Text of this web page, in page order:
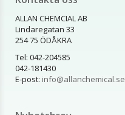
ALLAN CHEMCIAL AB
Lindaregatan 33
254 75 ÖDÅKRA
Tel: 042-204585
042-181430
E-post: info@allanchemical.se